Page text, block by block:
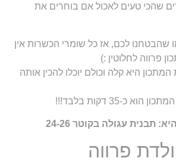
שהכי טעים לאכול אם בוחרים את
שהבטחנו לכם, אז כל שומרי הכשרות אין
פרווה לחלוטין :)
היא קלה וכולם יוכלו להכין אותה
כ-35 דקות בלבד!!!
תבנית עגולה בקוטר 24-26
פרווה